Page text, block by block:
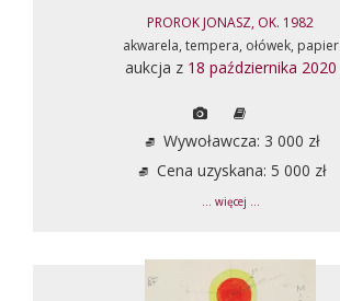
PROROK JONASZ, OK. 1982
akwarela, tempera, ołówek, papier
aukcja z 18 października 2020
Wywoławcza: 3 000 zł
Cena uzyskana: 5 000 zł
... więcej ...